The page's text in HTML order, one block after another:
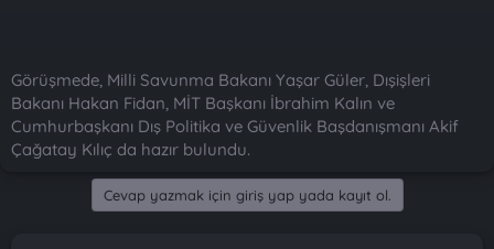
Görüşmede, Milli Savunma Bakanı Yaşar Güler, Dışişleri
Bakanı Hakan Fidan, MİT Başkanı İbrahim Kalın ve
Cumhurbaşkanı Dış Politika ve Güvenlik Başdanışmanı Akif
Çağatay Kılıç da hazır bulundu.
Cevap yazmak için giriş yap yada kayıt ol.